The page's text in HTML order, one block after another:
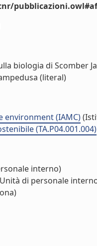
biologia di Scomber
(literal)
(IAMC)
(TA.P04.001.004)
interno)
di personale